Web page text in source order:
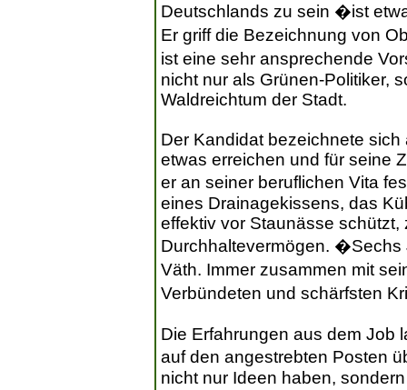
Deutschlands zu sein �ist
Er griff die Bezeichnung von
ist eine sehr ansprechende
nicht nur als Grünen-Politiker,
Waldreichtum der Stadt.
Der Kandidat bezeichnete
etwas erreichen und für seine
er an seiner beruflichen Vita
eines Drainagekissens, das
effektiv vor Staunässe
Durchhaltevermögen.
Väth. Immer zusammen mit
Verbündeten und schärfsten
Die Erfahrungen aus dem Job
auf den angestrebten Posten
nicht nur Ideen haben,